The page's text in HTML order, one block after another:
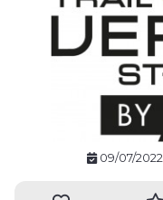
09/07/2022